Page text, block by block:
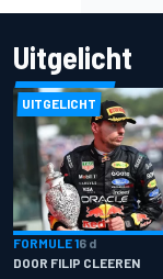
Uitgelicht
UITGELICHT
FORMULE 16 d
DOOR FILIP CLEEREN